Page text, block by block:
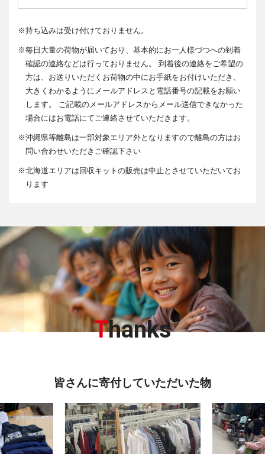
※持ち込みは受け付けておりません。
※毎日大量の荷物が届いており、基本的にお一人様づつへの到着
確認の連絡などは行っておりません。 到着後の連絡をご希望の
方は、お送りいただくお荷物の中にお手紙をお付けいただき、
大きくわかるようにメールアドレスと電話番号の記載をお願い
します。 ご記載のメールアドレスからメール送信できなかった
場合にはお電話にてご連絡させていただきます。
※沖縄県等離島は一部対象エリア外となりますので離島の方はお
問い合わせいただきご確認下さい
※北海道エリアは回収キットの販売は中止とさせていただいてお
ります
Thanks
皆さんに寄付していただいた物